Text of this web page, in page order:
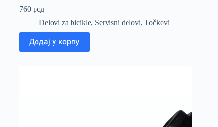
760 рсд
Delovi za bicikle, Servisni delovi, Točkovi
Додај у корпу